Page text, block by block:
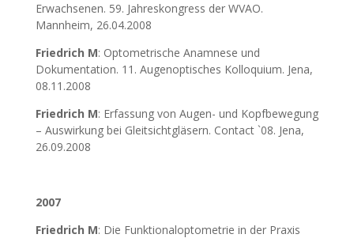
Erwachsenen. 59. Jahreskongress der WVAO.
Mannheim, 26.04.2008
Friedrich M: Optometrische Anamnese und
Dokumentation. 11. Augenoptisches Kolloquium. Jena,
08.11.2008
Friedrich M: Erfassung von Augen- und Kopfbewegung
– Auswirkung bei Gleitsichtgläsern. Contact `08. Jena,
26.09.2008
2007
Friedrich M: Die Funktionaloptometrie in der Praxis